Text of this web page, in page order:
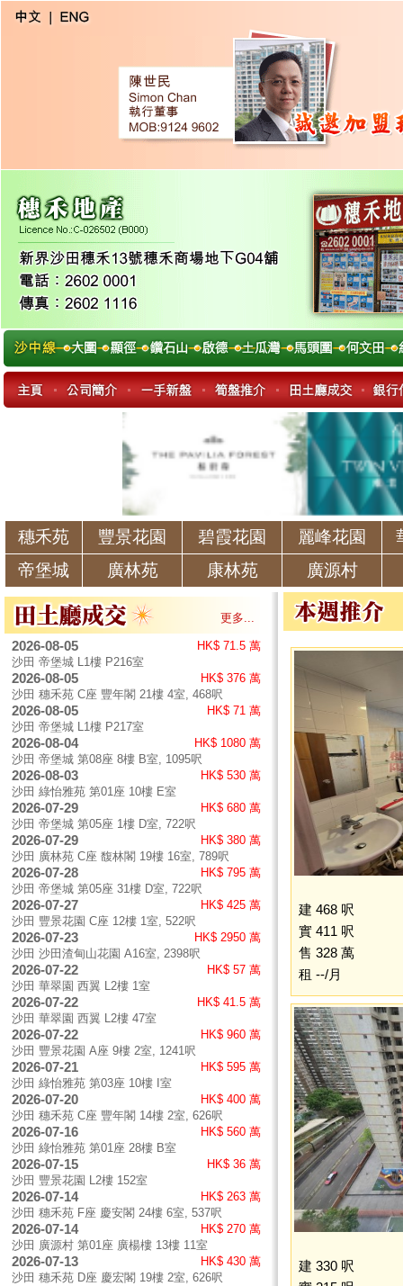
穗禾苑 豐景花園 碧霞花園 麗峰花園
帝堡城
廣林苑 康林苑 廣源村
更多...
2026-08-05
HK$ 71.5 萬
沙田 帝堡城 L1樓 P216室
2026-08-05
HK$ 376 萬
沙田 穗禾苑 C座 豐年閣 21樓 4室, 468呎
2026-08-05
HK$ 71 萬
沙田 帝堡城 L1樓 P217室
2026-08-04
HK$ 1080 萬
沙田 帝堡城 第08座 8樓 B室, 1095呎
2026-08-03
HK$ 530 萬
沙田 綠怡雅苑 第01座 10樓 E室
2026-07-29
HK$ 680 萬
沙田 帝堡城 第05座 1樓 D室, 722呎
2026-07-29
HK$ 380 萬
沙田 廣林苑 C座 馥林閣 19樓 16室, 789呎
2026-07-28
HK$ 795 萬
沙田 帝堡城 第05座 31樓 D室, 722呎
2026-07-27
HK$ 425 萬
沙田 豐景花園 C座 12樓 1室, 522呎
2026-07-23
HK$ 2950 萬
沙田 沙田渣甸山花園 A16室, 2398呎
2026-07-22
HK$ 57 萬
沙田 華翠園 西翼 L2樓 1室
2026-07-22
HK$ 41.5 萬
沙田 華翠園 西翼 L2樓 47室
2026-07-22
HK$ 960 萬
沙田 豐景花園 A座 9樓 2室, 1241呎
2026-07-21
HK$ 595 萬
沙田 綠怡雅苑 第03座 10樓 I室
2026-07-20
HK$ 400 萬
沙田 穗禾苑 C座 豐年閣 14樓 2室, 626呎
2026-07-16
HK$ 560 萬
沙田 綠怡雅苑 第01座 28樓 B室
2026-07-15
HK$ 36 萬
沙田 豐景花園 L2樓 152室
2026-07-14
HK$ 263 萬
沙田 穗禾苑 F座 慶安閣 24樓 6室, 537呎
2026-07-14
HK$ 270 萬
沙田 廣源村 第01座 廣楊樓 13樓 11室
2026-07-13
HK$ 430 萬
沙田 穗禾苑 D座 慶宏閣 19樓 2室, 626呎
建 468 呎
實 411 呎
售 328 萬
租 --/月
建 330 呎